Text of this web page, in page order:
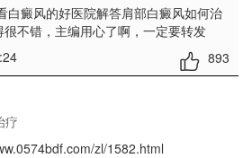
白癜风的好医院解答肩部白癜风如何治
很不错，主编用心了啊，一定要转发
893
疗
zl/1582.html